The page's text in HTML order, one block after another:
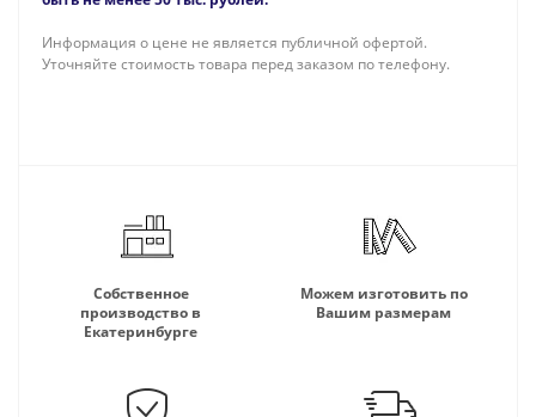
Информация о цене не является публичной офертой.
Уточняйте стоимость товара перед заказом по телефону.
Собственное
производство в
Екатеринбурге
Можем изготовить по
Вашим размерам